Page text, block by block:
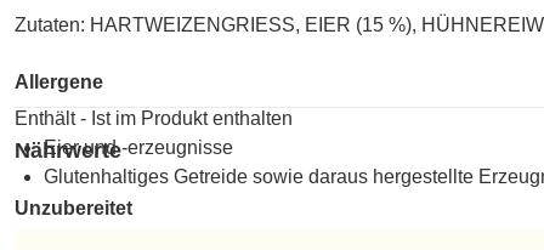
Zutaten: HARTWEIZENGRIESS, EIER (15 %),
Allergene
Enthält - Ist im Produkt enthalten
Eier und -erzeugnisse
Glutenhaltiges Getreide sowie daraus hergestellte
Nährwerte
Unzubereitet